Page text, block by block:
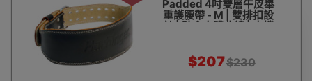
Padded 4吋雙層牛皮舉
重護腰帶 - M | 雙排扣設
計 | 貼合人體曲線 | 支撐
$207$230